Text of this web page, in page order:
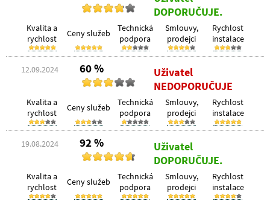
DOPORUČUJE.
Kvalita a
rychlost
Ceny služeb
Technická
podpora
Smlouvy,
prodejci
Rychlost
instalace
12.09.2024 60 %
Uživatel
NEDOPORUČUJE
Kvalita a
rychlost
Ceny služeb
Technická
podpora
Smlouvy,
prodejci
Rychlost
instalace
19.08.2024 92 %
Uživatel
DOPORUČUJE.
Kvalita a
rychlost
Ceny služeb
Technická
podpora
Smlouvy,
prodejci
Rychlost
instalace